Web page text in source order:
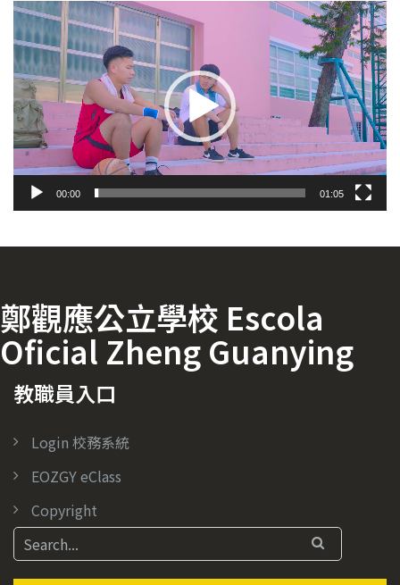
視
訊
播
放
器
00:00 01:05
鄭觀應公立學校 Escola
Oficial Zheng Guanying
教職員入口
Login 校務系統
EOZGY eClass
Copyright